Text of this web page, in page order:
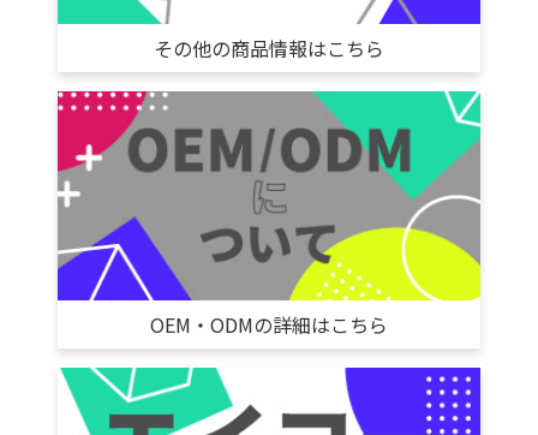
その他の商品情報はこちら
OEM・ODMの詳細はこちら